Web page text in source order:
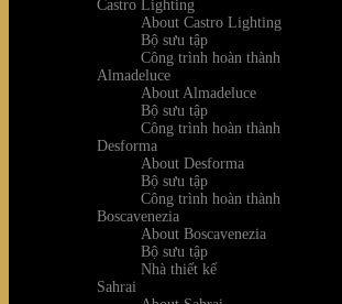
Castro Lighting
About Castro Lighting
Bộ sưu tập
Công trình hoàn thành
Almadeluce
About Almadeluce
Bộ sưu tập
Công trình hoàn thành
Desforma
About Desforma
Bộ sưu tập
Công trình hoàn thành
Boscavenezia
About Boscavenezia
Bộ sưu tập
Nhà thiết kế
Sahrai